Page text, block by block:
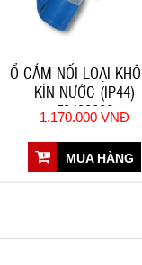
Ổ CẮM NỐI LOẠI
KÍN NƯỚC (IP44)
F9432000
1.170.000 VNĐ
MUA HÀNG